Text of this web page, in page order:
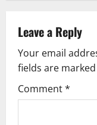
v
i
g
Leave a Reply
Your email
fields are marked
Comment*